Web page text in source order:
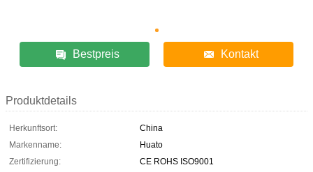
Bestpreis Kontakt
Produktdetails
Herkunftsort:
China
Markenname:
Huato
Zertifizierung:
CE ROHS ISO9001